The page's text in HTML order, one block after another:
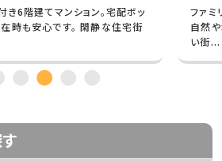
き6階建てマンション。宅配ボッ
時も安心です。 閑静な住宅街
ファ
自然
い街...